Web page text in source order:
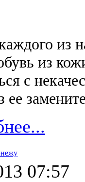
из
из
с
ее
07:57